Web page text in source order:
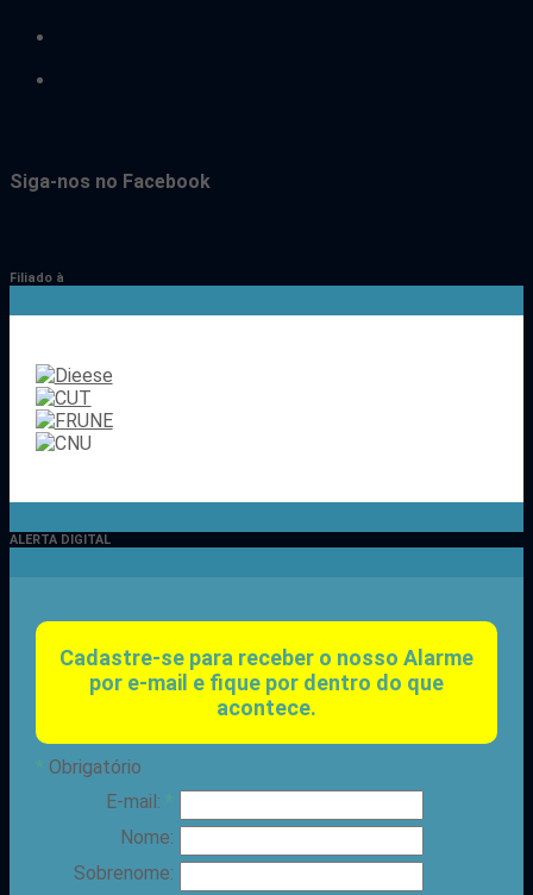
Siga-nos no Facebook
Filiado à
ALERTA DIGITAL
Cadastre-se para receber o nosso Alarme
por e-mail e fique por dentro do que
acontece.
* Obrigatório
E-mail: *
Nome:
Sobrenome: